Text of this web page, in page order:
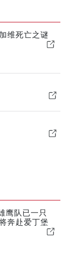
维死亡之谜
鹰队已一只
奔赴爱丁堡